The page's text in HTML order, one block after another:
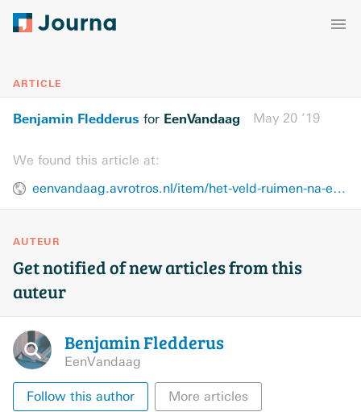
ARTICLE
Benjamin Fledderus for EenVandaag May 20 ’19
We found this article at:
eenvandaag.avrotros.nl/item/het-veld-ruimen-na-een-schokkend-filmpje-het-gebeurt-in-de-politiek-en-in-de-voetbalwereld/
AUTEUR
Get notified of new articles from this
auteur
BenjaminFledderus
EenVandaag
Follow this author More articles